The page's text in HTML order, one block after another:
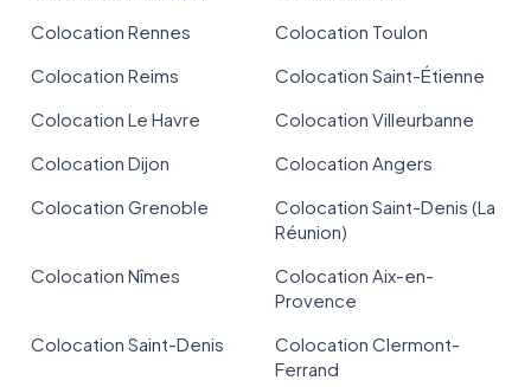
Colocation Rennes
Colocation Toulon
Colocation Reims
Colocation Saint-Étienne
Colocation Le Havre
Colocation Villeurbanne
Colocation Dijon
Colocation Angers
Colocation Grenoble
Colocation Saint-Denis (La
Réunion)
Colocation Nîmes
Colocation Aix-en-
Provence
Colocation Saint-Denis
Colocation Clermont-
Ferrand